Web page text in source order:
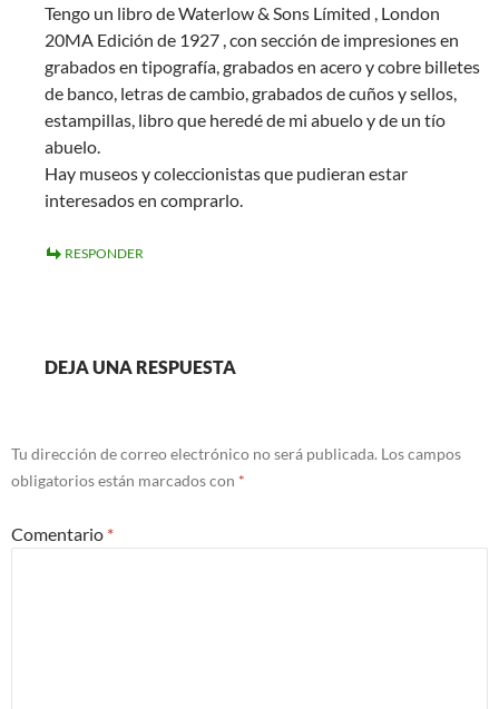
Tengo un libro de Waterlow & Sons Límited , London
20MA Edición de 1927 , con sección de impresiones en
grabados en tipografía, grabados en acero y cobre billetes
de banco, letras de cambio, grabados de cuños y sellos,
estampillas, libro que heredé de mi abuelo y de un tío
abuelo.
Hay museos y coleccionistas que pudieran estar
interesados en comprarlo.
RESPONDER
DEJA UNA RESPUESTA
Tu dirección de correo electrónico no será publicada. Los campos
obligatorios están marcados con *
Comentario *